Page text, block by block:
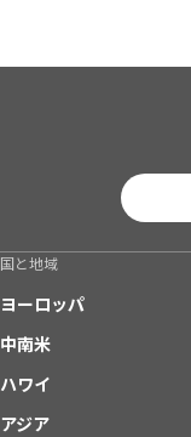
国と地域
ヨーロッパ
中南米
ハワイ
アジア